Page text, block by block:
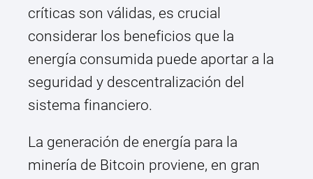
críticas son válidas, es crucial
considerar los beneficios que la
energía consumida puede aportar a la
seguridad y descentralización del
sistema financiero.
La generación de energía para la
minería de Bitcoin proviene, en gran